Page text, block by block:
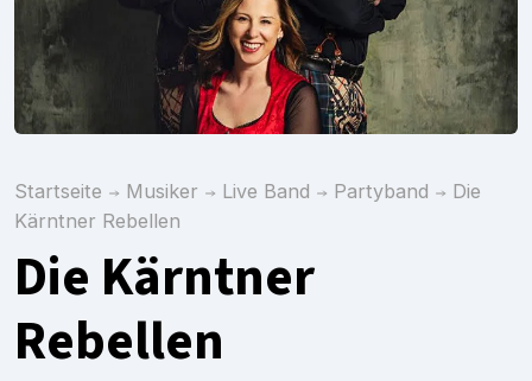
Startseite Musiker Live Band Partyband
Die
Kärntner Rebellen
Die Kärntner
Rebellen